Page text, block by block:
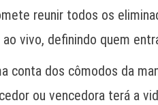
reunir todos os
vivo, definindo quem
conta dos cômodos da
ou vencedora terá a